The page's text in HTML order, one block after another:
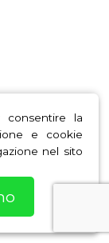
consentire la
e cookie
nel sito